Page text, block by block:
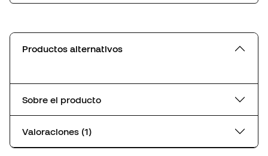
Productos alternativos
Sobre el producto
Valoraciones (1)